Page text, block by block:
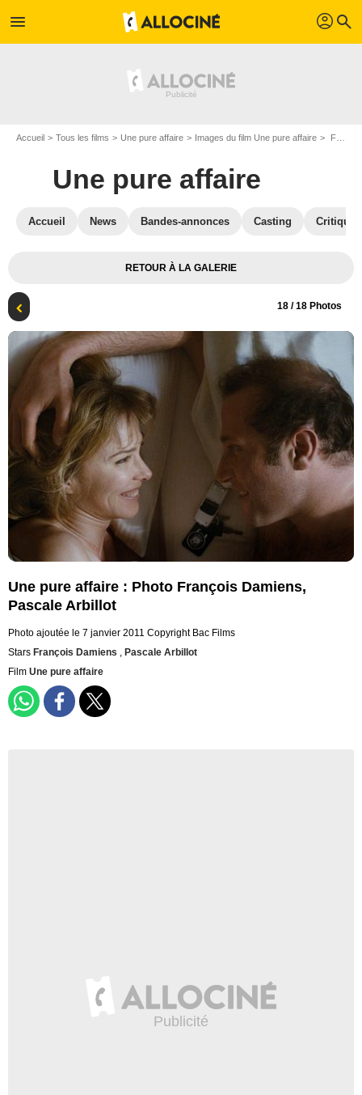
menu profil search
Accueil Tous les films Une pure affaire Images du film Une pure affaire François Damiens & Pascale Arbillot
Une pure affaire
Accueil News Bandes-annonces Casting
RETOUR À LA GALERIE
18 / 18 Photos
Une pure affaire : Photo François Damiens,
Pascale Arbillot
Photo ajoutée le 7 janvier 2011 Copyright Bac Films
Stars François Damiens , Pascale Arbillot
Film Une pure affaire